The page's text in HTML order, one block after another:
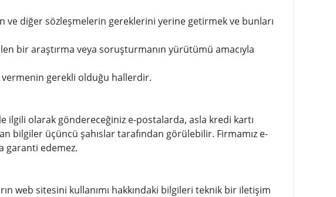
ve diğer sözleşmelerin gereklerini yerine getirmek ve bunları
bir araştırma veya soruşturmanın yürütümü amacıyla
vermenin gerekli olduğu hallerdir.
ilgili olarak göndereceğiniz e-postalarda, asla kredi kartı
bilgiler üçüncü şahıslar tarafından görülebilir. Firmamız e-
garanti edemez.
web sitesini kullanımı hakkındaki bilgileri teknik bir iletişim